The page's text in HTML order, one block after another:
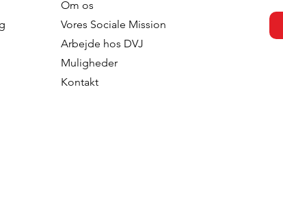
Groceries?
From Exposure to Intention:
How Generations Differ in
Om os
Vores Sociale Mission
Arbejde hos DVJ
Muligheder
Kontakt